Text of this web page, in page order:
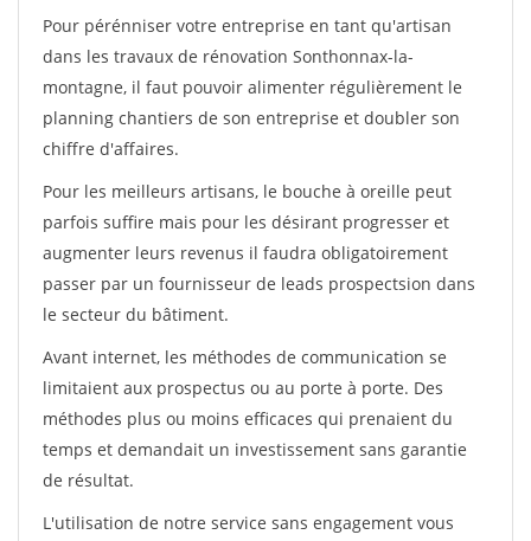
Pour pérénniser votre entreprise en tant qu'artisan
dans les travaux de rénovation Sonthonnax-la-
montagne, il faut pouvoir alimenter régulièrement le
planning chantiers de son entreprise et doubler son
chiffre d'affaires.
Pour les meilleurs artisans, le bouche à oreille peut
parfois suffire mais pour les désirant progresser et
augmenter leurs revenus il faudra obligatoirement
passer par un fournisseur de leads prospectsion dans
le secteur du bâtiment.
Avant internet, les méthodes de communication se
limitaient aux prospectus ou au porte à porte. Des
méthodes plus ou moins efficaces qui prenaient du
temps et demandait un investissement sans garantie
de résultat.
L'utilisation de notre service sans engagement vous